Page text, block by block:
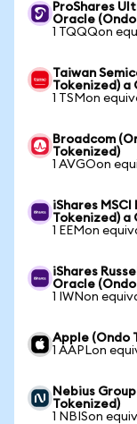
ProShares
Oracle
1 TQQQon
Taiwan
Tokenized) a
1 TSMon
Broadcom
Tokenized)
1 AVGOon
iShares
Tokenized) a
1 EEMon
iShares
Oracle
1 IWNon
Apple (Ondo
1 AAPLon
Nebius
Tokenized)
1 NBISon